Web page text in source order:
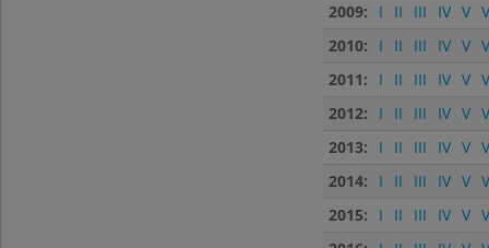
2009:
I II III IV V
2010:
I II III IV V
2011:
I II III IV V
2012:
I II III IV V
2013:
I II III IV V
2014:
I II III IV V
2015:
I II III IV V